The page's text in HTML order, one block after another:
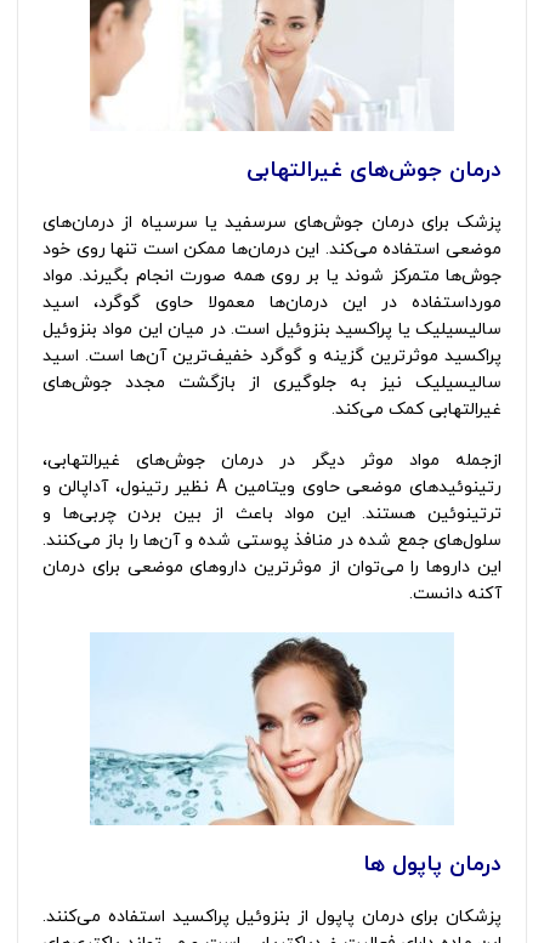
درمان جوش‌های غیرالتهابی
پزشک برای درمان جوش‌های سرسفید یا سرسیاه از درمان‌های
موضعی استفاده می‌کند. این درمان‌ها ممکن است تنها روی خود
جوش‌ها متمرکز شوند یا بر روی همه صورت انجام بگیرند. مواد
مورداستفاده در این درمان‌ها معمولا حاوی گوگرد، اسید
سالیسیلیک یا پراکسید بنزوئیل است. در میان این مواد بنزوئیل
پراکسید موثرترین گزینه و گوگرد خفیف‌ترین آن‌ها است. اسید
سالیسیلیک نیز به جلوگیری از بازگشت مجدد جوش‌های
غیرالتهابی کمک می‌کند.
ازجمله مواد موثر دیگر در درمان جوش‌های غیرالتهابی،
رتینوئیدهای موضعی حاوی ویتامین A نظیر رتینول، آداپالن و
ترتینوئین هستند. این مواد باعث از بین بردن چربی‌ها و
سلول‌های جمع شده در منافذ پوستی شده و آن‌ها را باز می‌کنند.
این داروها را می‌توان از موثرترین داروهای موضعی برای درمان
آکنه دانست.
درمان پاپول ها
پزشکان برای درمان پاپول از بنزوئیل پراکسید استفاده می‌کنند.